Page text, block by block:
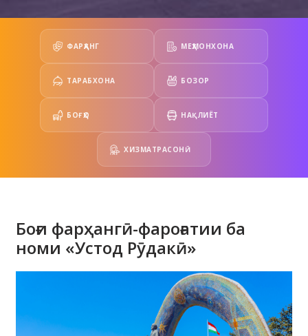
ФАРҲАНГ МЕҲМОНХОНА
ТАРАБХОНА БОЗОР
БОҒҲО НАҚЛИЁТ
ХИЗМАТРАСОНӢ
Боғи фарҳангӣ-фароғатии ба
номи «Устод Рӯдакӣ»